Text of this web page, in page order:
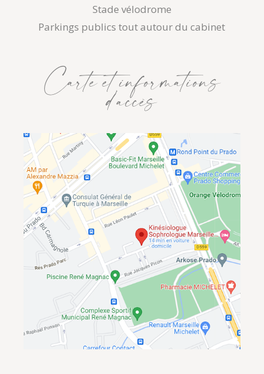
Stade vélodrome
Parkings publics tout autour du cabinet
Carte et informations
d’accès